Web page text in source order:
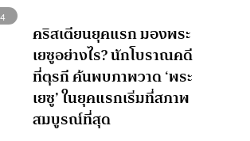
คริสเตียนยุคแรก มองพระ
เยซูอย่างไร? นักโบราณคดี
ที่ตุรกี ค้นพบภาพวาด ‘พระ
เยซู’ ในยุคแรกเริ่มที่สภาพ
สมบูรณ์ที่สุด